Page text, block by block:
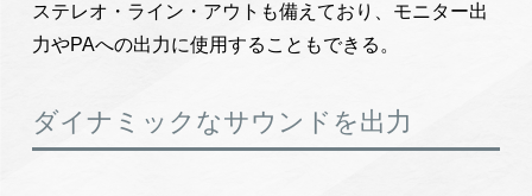
ステレオ・ライン・アウトも備えており、モニター出
力やPAへの出力に使用することもできる。
ダイナミックなサウンドを出力